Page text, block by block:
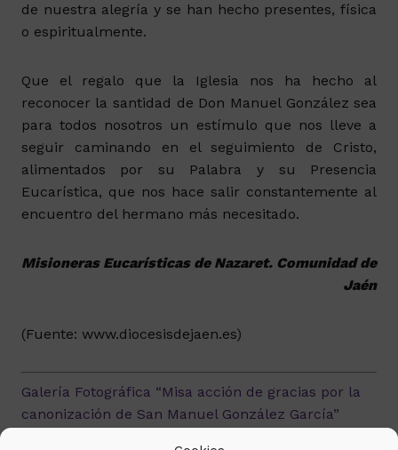
de nuestra alegría y se han hecho presentes, física
o espiritualmente.
Que el regalo que la Iglesia nos ha hecho al
reconocer la santidad de Don Manuel González sea
para todos nosotros un estímulo que nos lleve a
seguir caminando en el seguimiento de Cristo,
alimentados por su Palabra y su Presencia
Eucarística, que nos hace salir constantemente al
encuentro del hermano más necesitado.
Misioneras Eucarísticas de Nazaret. Comunidad de
Jaén
(Fuente: www.diocesisdejaen.es)
Galería Fotográfica “Misa acción de gracias por la
canonización de San Manuel González García”